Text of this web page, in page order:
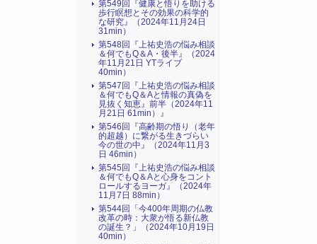
第549回『健康と悟りを助ける
歩行瞑想とその効果の科学的
な研究』（2024年11月24日
31min）
第548回『上祐史浩の悩み相談
＆何でもQ＆A・後半』（2024
年11月21日 YTライブ
40min）
第547回『上祐史浩の悩み相談
＆何でもQ＆Aと情報の真偽を
見抜く知恵』前半（2024年11
月21日 61min）』
第546回『高齢期の悟り（老年
的超越）に繋がる生きづらい
今の世の中』（2024年11月3
日 46min）
第545回『上祐史浩の悩み相談
＆何でもQ＆Aと心身をコント
ロールするヨーガ』（2024年
11月7日 88min）
第544回「今400年周期の仏教
改革の時：大衆が悟る新仏教
の誕生？」（2024年10月19日
40min）